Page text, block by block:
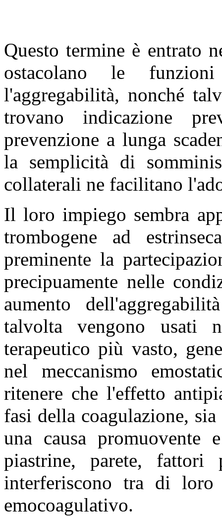
Questo termine è entrato
ostacolano le
l'aggregabilità, nonché
trovano indicazione
prevenzione a lunga
la semplicità di
collaterali ne facilitano
Il loro impiego sembra
trombogene ad
preminente la
precipuamente nelle
aumento
talvolta vengono usati
terapeutico più vasto,
nel meccanismo
ritenere che l'effetto
fasi della coagulazione,
una causa promuovente
piastrine, parete, fattori
interferiscono tra di loro
emocoagulativo.